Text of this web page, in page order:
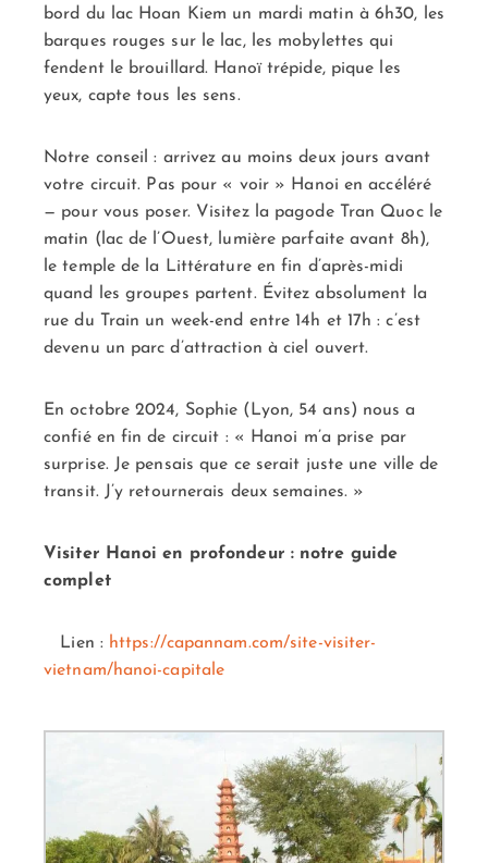
bord du lac Hoan Kiem un mardi matin à 6h30, les
barques rouges sur le lac, les mobylettes qui
fendent le brouillard. Hanoï trépide, pique les
yeux, capte tous les sens.
Notre conseil : arrivez au moins deux jours avant
votre circuit. Pas pour « voir » Hanoi en accéléré
— pour vous poser. Visitez la pagode Tran Quoc le
matin (lac de l’Ouest, lumière parfaite avant 8h),
le temple de la Littérature en fin d’après-midi
quand les groupes partent. Évitez absolument la
rue du Train un week-end entre 14h et 17h : c’est
devenu un parc d’attraction à ciel ouvert.
En octobre 2024, Sophie (Lyon, 54 ans) nous a
confié en fin de circuit : « Hanoi m’a prise par
surprise. Je pensais que ce serait juste une ville de
transit. J’y retournerais deux semaines. »
Visiter Hanoi en profondeur : notre guide
complet
Lien : https://capannam.com/site-visiter-
vietnam/hanoi-capitale